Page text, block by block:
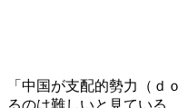
「中国が支配的勢力（
るのは難しいと見ている